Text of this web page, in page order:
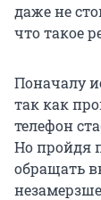
даже не
что такое
Поначалу
так как
телефон
Но пройдя
обращать